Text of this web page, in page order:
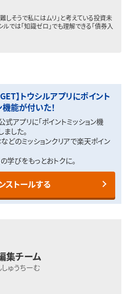
難しそうで私にはムリ」と考えている投資未
では「知識ゼロ」でも理解できる「債券入
】トウシルアプリにポイント
機能が付いた！
式アプリに「ポイントミッション機
ました。
どのミッションクリアで楽天ポイン
学びをもっとおトクに。
ストールする
集チーム
ゅうちーむ